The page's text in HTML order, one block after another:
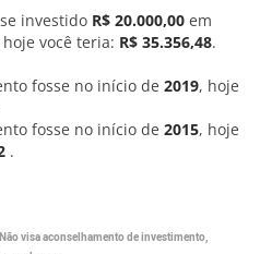
investido R$ 20.000,00 em
hoje você teria: R$ 35.356,48.
fosse no início de 2019, hoje
fosse no início de 2015, hoje
.
visa aconselhamento de investimento,